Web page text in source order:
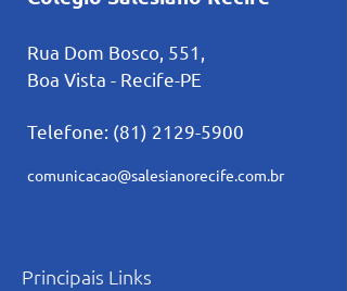
Rua Dom Bosco, 551,
Boa Vista - Recife-PE
Telefone: (81) 2129-5900
comunicacao@salesianorecife.com.br
Principais Links